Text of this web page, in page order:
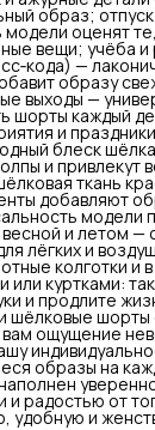
образ;
модели оценят
вещи; учёба и
—
образу
выходы —
шорты каждый
и
блеск
и привлекут
ткань
добавляют
модели
и летом —
лёгких и
колготки и в
или куртками:
и продлите
шёлковые шорты
ощущение
образы на
радостью от
удобную и